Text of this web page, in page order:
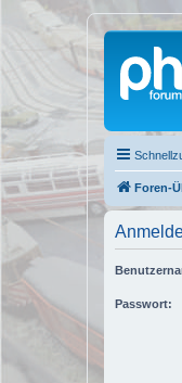
Foren-
Passwort: